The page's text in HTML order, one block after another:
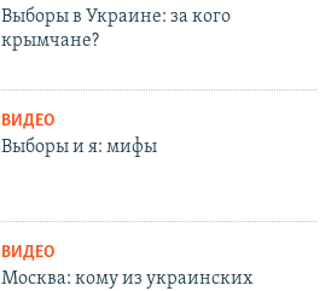
Выборы в Украине: за кого
крымчане?
ВИДЕО
Выборы и я: мифы
ВИДЕО
Москва: кому из украинских